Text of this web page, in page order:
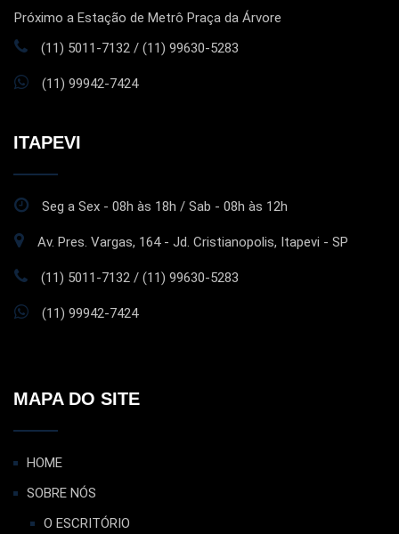
Próximo a Estação de Metrô Praça da Árvore
(11) 5011-7132 / (11) 99630-5283
(11) 99942-7424
ITAPEVI
Seg a Sex - 08h às 18h / Sab - 08h às 12h
Av. Pres. Vargas, 164 - Jd. Cristianopolis, Itapevi - SP
(11) 5011-7132 / (11) 99630-5283
(11) 99942-7424
MAPA DO SITE
HOME
SOBRE NÓS
O ESCRITÓRIO